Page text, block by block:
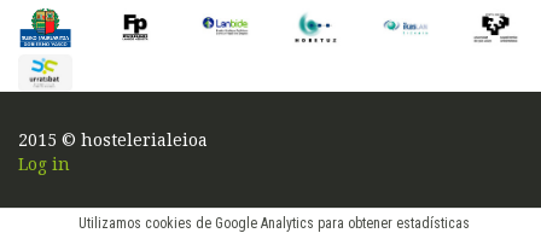
Utilizamos cookies de Google Analytics para obtener estadísticas
2015 © hostelerialeioa
Log in